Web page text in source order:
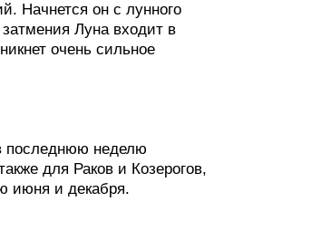
Начнется он с лунного
Луна входит в
очень сильное
последнюю неделю
для Раков и Козерогов,
июня и декабря.